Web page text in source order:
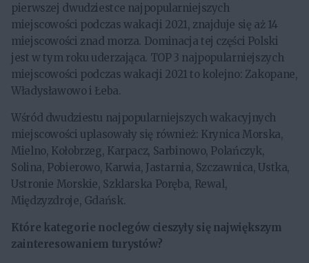
pierwszej dwudziestce najpopularniejszych
miejscowości podczas wakacji 2021, znajduje się aż 14
miejscowości znad morza. Dominacja tej części Polski
jest w tym roku uderzająca. TOP 3 najpopularniejszych
miejscowości podczas wakacji 2021 to kolejno: Zakopane,
Władysławowo i Łeba.
Wśród dwudziestu najpopularniejszych wakacyjnych
miejscowości uplasowały się również: Krynica Morska,
Mielno, Kołobrzeg, Karpacz, Sarbinowo, Polańczyk,
Solina, Pobierowo, Karwia, Jastarnia, Szczawnica, Ustka,
Ustronie Morskie, Szklarska Poręba, Rewal,
Międzyzdroje, Gdańsk.
Które kategorie noclegów cieszyły się największym
zainteresowaniem turystów?